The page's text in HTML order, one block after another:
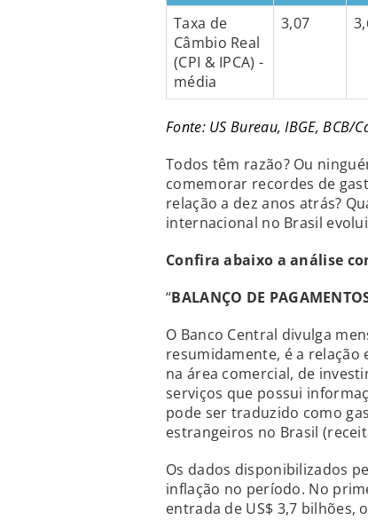
Taxa de
Câmbio Real
(CPI & IPCA) -
média
3,07
Fonte: US Bureau, IBGE, BCB/
Todos têm razão? Ou
comemorar recordes de
relação a dez anos atrás?
internacional no Brasil
Confira abaixo a análise
“BALANÇO DE
O Banco Central divulga
resumidamente, é a
na área comercial, de
serviços que possui
pode ser traduzido como
estrangeiros no Brasil
Os dados disponibilizados
inflação no período. No
entrada de US$ 3,7